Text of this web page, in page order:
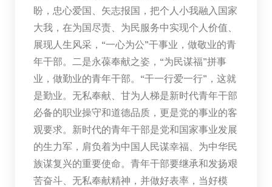
盼，忠心爱国、矢志报国，把个人小我融入国家
大我，在为国尽责、为民服务中实现个人价值、
展现人生风采，“一心为公”干事业，做敬业的青
年干部。二是永葆奉献之姿，“为民谋福”拼事
业，做勤业的青年干部。“干一行爱一行”，这就
是勤业。无私奉献、甘为人梯是新时代青年干部
必备的职业操守和道德品质，更是党的事业的客
观要求。新时代的青年干部是党和国家事业发展
的生力军，肩负着为中国人民谋幸福、为中华民
族谋复兴的重要使命。青年干部要继承和发扬艰
苦奋斗、无私奉献精神，并做好表率，当好模